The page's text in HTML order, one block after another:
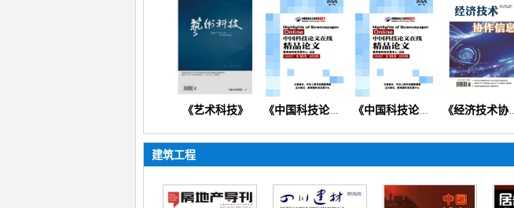
《艺术科技》 《中国科技论文在线精品论文》（电子信息教育科学资源环境工程化工） 《中国科技论文在线精品论文》 《经济技术协作信息》（企业管理市场营销人才培养财务管理）
建筑工程